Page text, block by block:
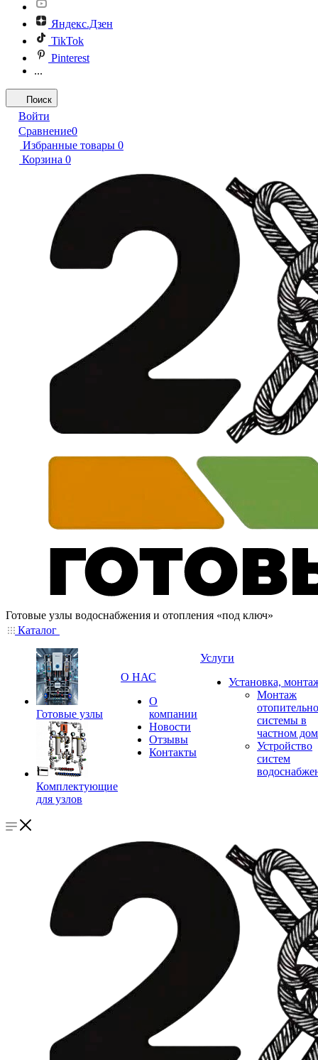
Яндекс.Дзен
TikTok
Pinterest
...
Поиск
Войти
Сравнение0
Избранные товары 0
Корзина 0
Готовые узлы водоснабжения и отопления «под ключ»
Каталог
Готовые узлы
Комплектующие
для узлов
О НАС
О
компании
Новости
Отзывы
Контакты
Услуги
Установка,
Монтаж
системы в
частном
Устройство
систем